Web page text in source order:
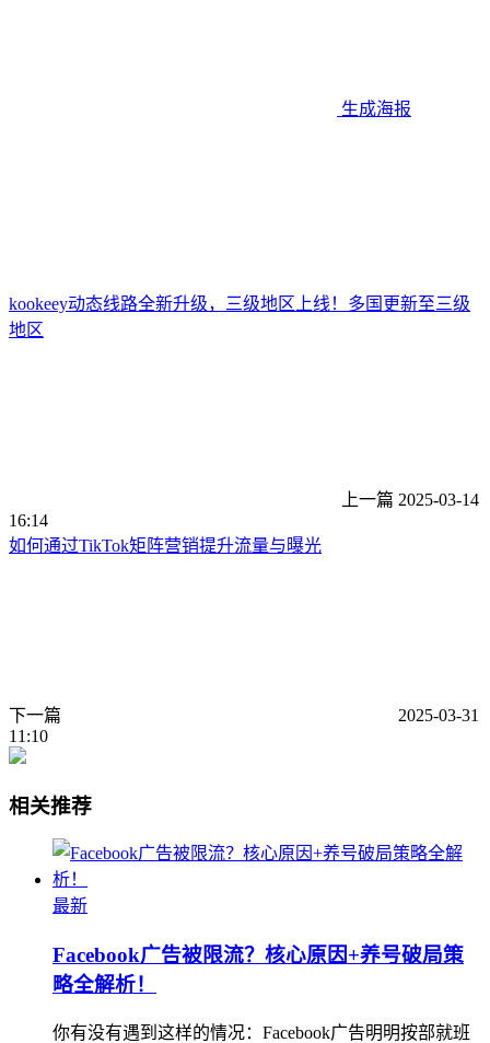
生成海报
kookeey动态线路全新升级，三级地区上线！多国更新至三级
地区
上一篇 2025-03-14
16:14
如何通过TikTok矩阵营销提升流量与曝光
下一篇
2025-03-31
11:10
相关推荐
最新
Facebook广告被限流？核心原因+养号破局策
略全解析！
你有没有遇到这样的情况：Facebook广告明明按部就班